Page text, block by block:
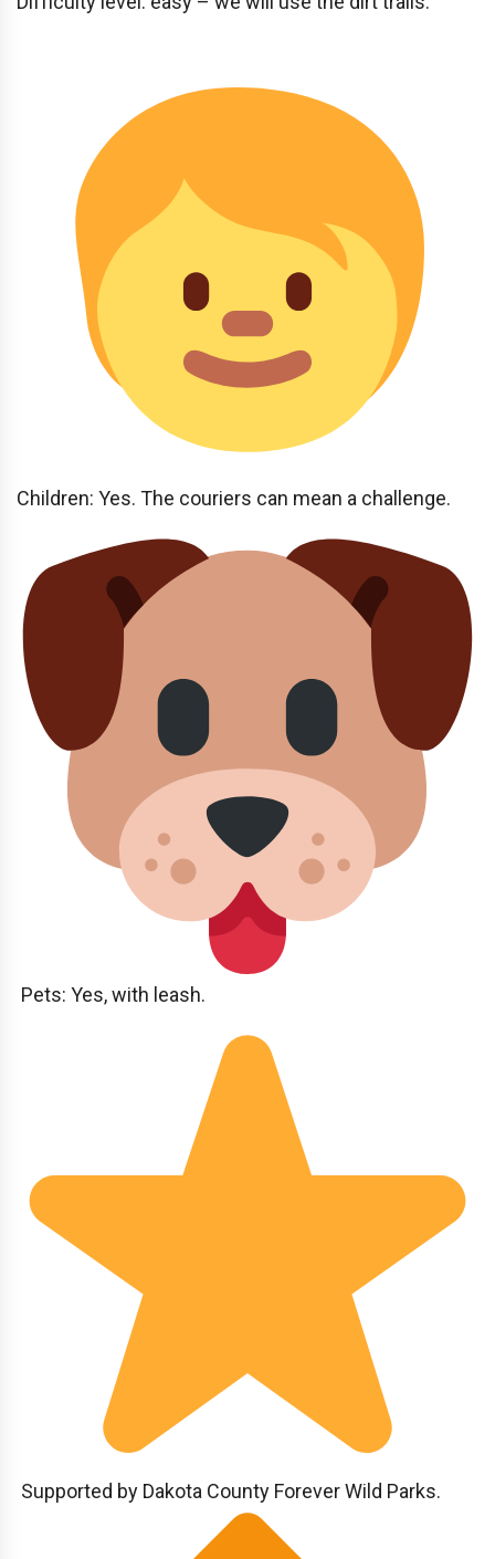
Children: Yes. The couriers can mean a challenge.
Pets: Yes, with leash.
Supported by Dakota County Forever Wild Parks.